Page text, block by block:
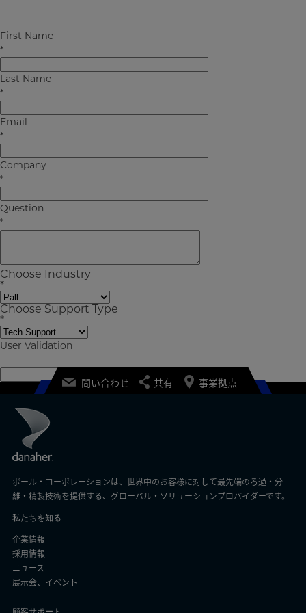
First Name
*
Last Name
*
Email
*
Company
*
Question
*
Choose Industry
*
Choose Support Type
*
User Validation
問い合わせ 共有 事業拠点
ポール・コーポレーションは、世界中のお客様に対して最先端のろ過・分
離・精製技術を提供する、グローバル・ソリューションプロバイダーです。
私たちを知る
企業情報
採用情報
ニュース
展示会、イベント